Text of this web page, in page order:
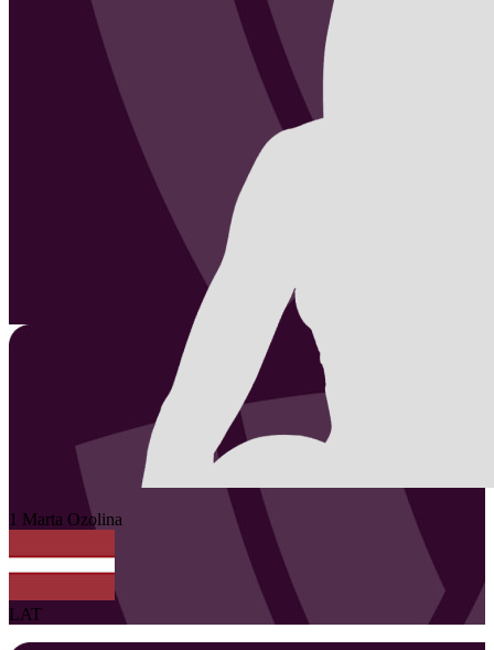
1 Marta Ozolina
LAT